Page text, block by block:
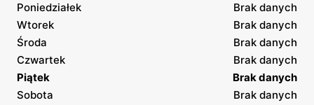
Poniedziałek
Brak danych
Wtorek
Brak danych
Środa
Brak danych
Czwartek
Brak danych
Piątek
Brak danych
Sobota
Brak danych